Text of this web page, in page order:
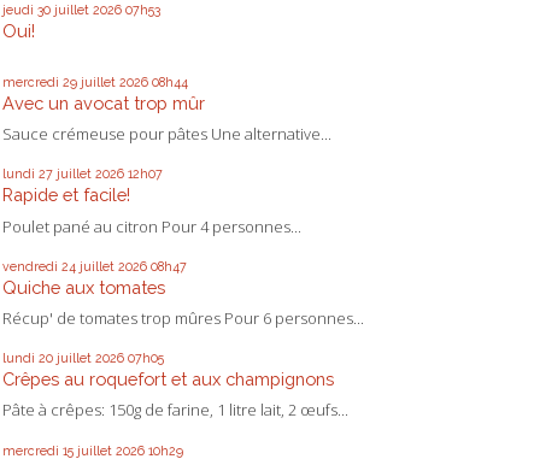
jeudi 30 juillet 2026 07h53
Oui!
mercredi 29 juillet 2026 08h44
Avec un avocat trop mûr
Sauce crémeuse pour pâtes Une alternative...
lundi 27 juillet 2026 12h07
Rapide et facile!
Poulet pané au citron Pour 4 personnes...
vendredi 24 juillet 2026 08h47
Quiche aux tomates
Récup' de tomates trop mûres Pour 6 personnes...
lundi 20 juillet 2026 07h05
Crêpes au roquefort et aux champignons
Pâte à crêpes: 150g de farine, 1 litre lait, 2 œufs...
mercredi 15 juillet 2026 10h29